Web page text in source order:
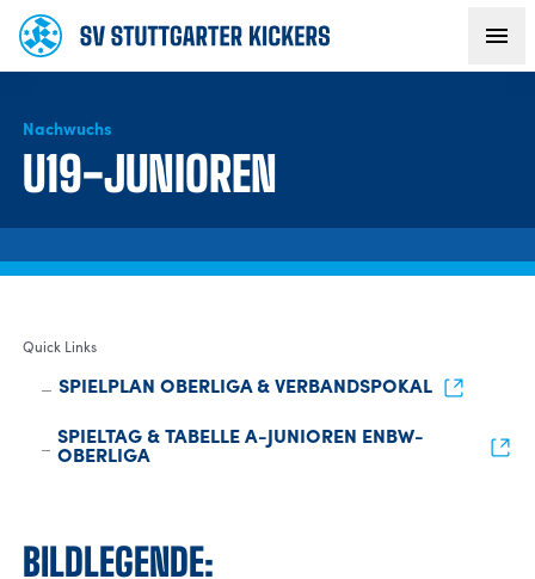
AKTUELLES
FANS
NACHWUCHS
Nachwuchs
U19-JUNIOREN
Quick Links
SPIELPLAN OBERLIGA & VERBANDSPOKAL
SPIELTAG & TABELLE A-JUNIOREN ENBW-
OBERLIGA
​BILDLEGENDE: